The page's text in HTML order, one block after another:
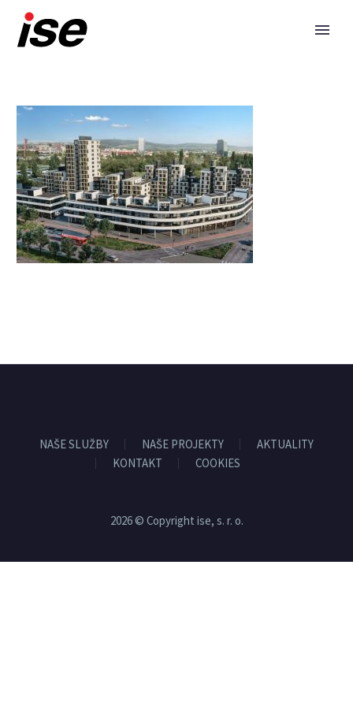
NAŠE SLUŽBY NAŠE PROJEKTY
AKTUALITY
KONTAKT
COOKIES
2026 © Copyright ise, s. r. o.